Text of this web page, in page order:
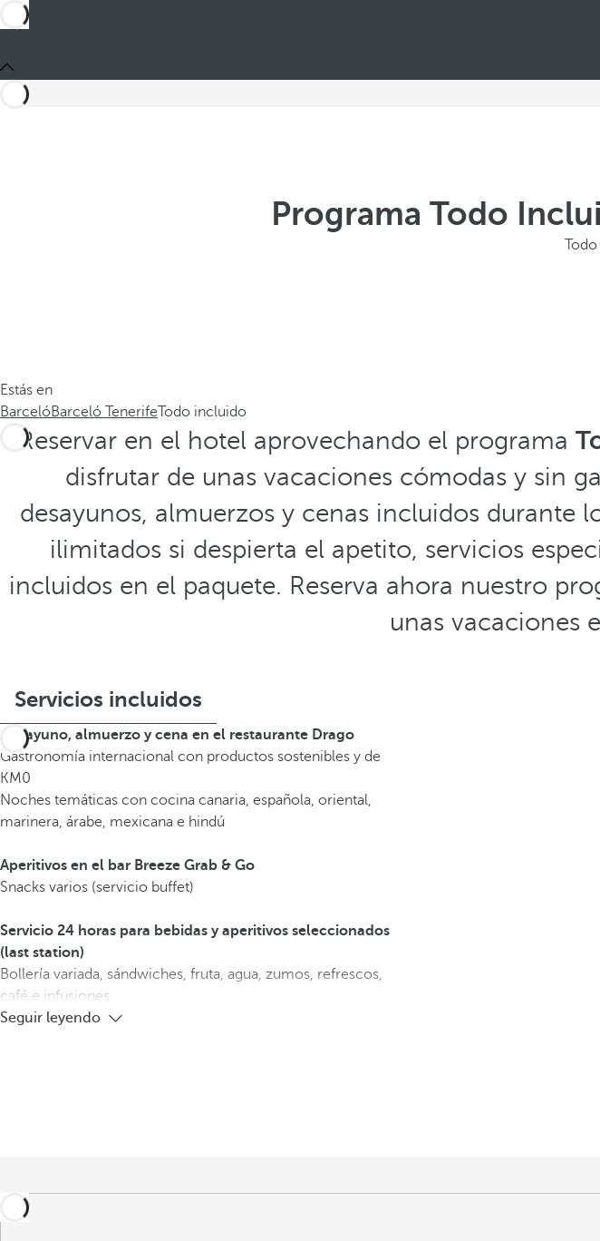
Programa Todo
Estás en
BarcelóBarceló TenerifeTodo incluido
Reservar en el hotel aprovechando el programa
disfrutar de unas vacaciones cómodas y sin
desayunos, almuerzos y cenas incluidos durante
ilimitados si despierta el apetito, servicios
incluidos en el paquete. Reserva ahora nuestro
unas vacaciones
Servicios incluidos
Desayuno, almuerzo y cena en el restaurante Drago
Gastronomía internacional con productos sostenibles y de
KM0
Noches temáticas con cocina canaria, española, oriental,
marinera, árabe, mexicana e hindú
Aperitivos en el bar Breeze Grab & Go
Snacks varios (servicio buffet)
Servicio 24 horas para bebidas y aperitivos seleccionados
(last station)
Bollería variada, sándwiches, fruta, agua, zumos, refrescos,
café e infusiones
Seguir leyendo